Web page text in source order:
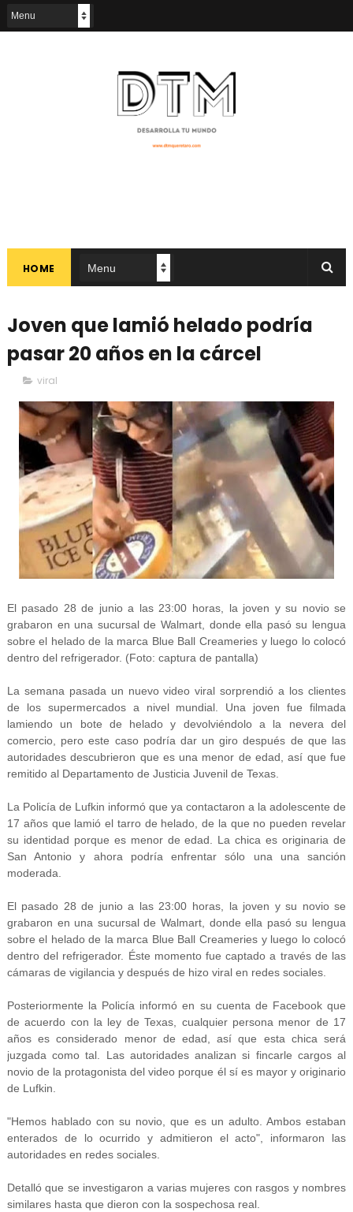
HOME
Joven que lamió helado podría
pasar 20 años en la cárcel
viral
El pasado 28 de junio a las 23:00 horas, la joven y su novio se
grabaron en una sucursal de Walmart, donde ella pasó su lengua
sobre el helado de la marca Blue Ball Creameries y luego lo colocó
dentro del refrigerador. (Foto: captura de pantalla)
La semana pasada un nuevo video viral sorprendió a los clientes
de los supermercados a nivel mundial. Una joven fue filmada
lamiendo un bote de helado y devolviéndolo a la nevera del
comercio, pero este caso podría dar un giro después de que las
autoridades descubrieron que es una menor de edad, así que fue
remitido al Departamento de Justicia Juvenil de Texas.
La Policía de Lufkin informó que ya contactaron a la adolescente de
17 años que lamió el tarro de helado, de la que no pueden revelar
su identidad porque es menor de edad. La chica es originaria de
San Antonio y ahora podría enfrentar sólo una una sanción
moderada.
El pasado 28 de junio a las 23:00 horas, la joven y su novio se
grabaron en una sucursal de Walmart, donde ella pasó su lengua
sobre el helado de la marca Blue Ball Creameries y luego lo colocó
dentro del refrigerador. Éste momento fue captado a través de las
cámaras de vigilancia y después de hizo viral en redes sociales.
Posteriormente la Policía informó en su cuenta de Facebook que
de acuerdo con la ley de Texas, cualquier persona menor de 17
años es considerado menor de edad, así que esta chica será
juzgada como tal. Las autoridades analizan si fincarle cargos al
novio de la protagonista del video porque él sí es mayor y originario
de Lufkin.
"Hemos hablado con su novio, que es un adulto. Ambos estaban
enterados de lo ocurrido y admitieron el acto", informaron las
autoridades en redes sociales.
Detalló que se investigaron a varias mujeres con rasgos y nombres
similares hasta que dieron con la sospechosa real.